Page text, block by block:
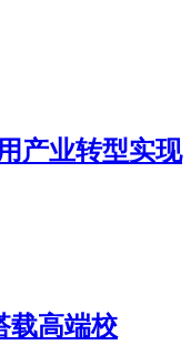
产业转型实现
载高端校